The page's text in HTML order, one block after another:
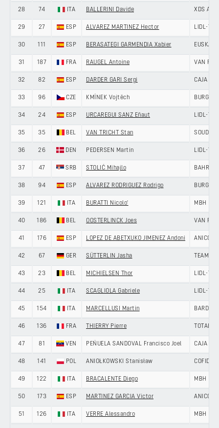
28 74 ITA BALLERINI Davide XDS
29 27 ESP ALVAREZ MARTINEZ Hector LIDL-
30 111 ESP BERASATEGI GARMENDIA Xabier
31 187 FRA RAUGEL Antoine VAN
32 82 ESP DARDER GARI Sergi CAJA
33 96 CZE KMÍNEK Vojtěch
34 24 ESP URCAREGUI SANZ Eñaut LIDL-
35 35 BEL VAN TRICHT Stan SOUDAL
36 26 DEN PEDERSEN Martin LIDL-
37 47 SRB STOLIĆ Mihajlo
38 94 ESP ALVAREZ RODRIGUEZ Rodrigo
39 121 ITA BURATTI Nicolo' MBH
40 186 BEL OOSTERLINCK Joes VAN
41 176 ESP LOPEZ DE ABETXUKO JIMENEZ Andoni
42 67 GER SÜTTERLIN Jasha TEAM
43 23 BEL MICHIELSEN Thor LIDL-
44 25 ITA SCAGLIOLA Gabriele LIDL-
45 154 ITA MARCELLUSI Martin
46 136 FRA THIERRY Pierre
47 81 VEN PEÑUELA SANDOVAL Francisco Joel CAJA
48 141 POL ANIOŁKOWSKI Stanisław COFIDIS
49 122 ITA BRACALENTE Diego MBH
50 173 ESP MARTINEZ GARCIA Victor
51 126 ITA VERRE Alessandro MBH